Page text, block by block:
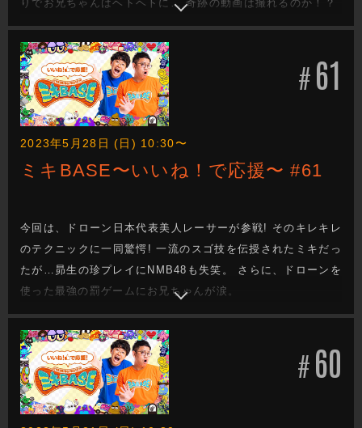
りでお兄ちゃんはヘトヘトに… 奇跡の動画は撮れるのか！？
#61
2023年5月28日 (日) 10:30〜
ミキBASE〜いいね！で応援〜 #61
今回は、ドローン日本代表美人レーサーが参戦! そのキレキレ
のテクニックに一同驚愕! 一流のスゴ技を伝授されたミキだっ
たが…昴生の珍プレイにNMB48も失笑。 さらに、ドローンを
使った最強の罰ゲームにお兄ちゃんが涙。
#60